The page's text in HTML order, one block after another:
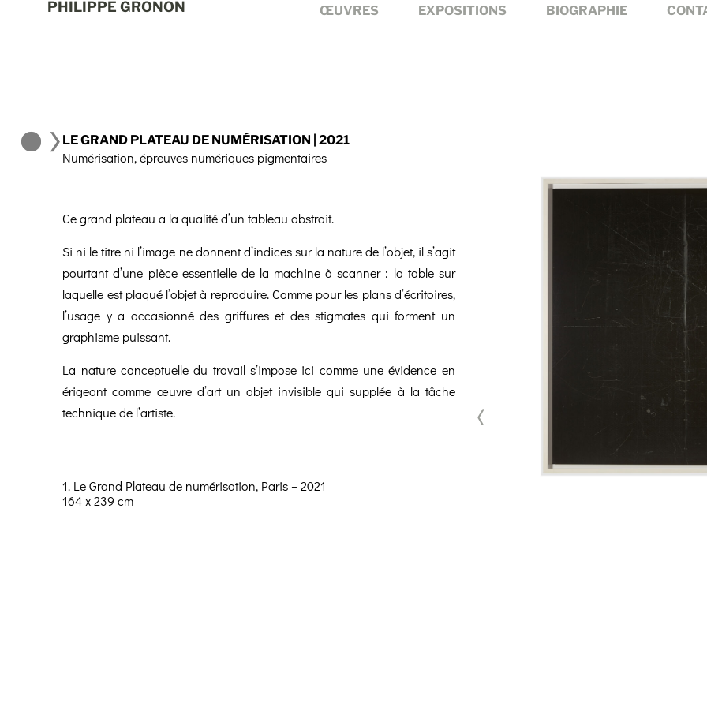
PHILIPPE GRONON ŒUVRES EXPOSITIONS BIOGRAPHIE
LE GRAND PLATEAU DE NUMÉRISATION | 2021
Numérisation, épreuves numériques pigmentaires
Ce grand plateau a la qualité d’un tableau abstrait.
Si ni le titre ni l’image ne donnent d’indices sur la nature de l’objet, il s’agit
pourtant d’une pièce essentielle de la machine à scanner : la table sur
laquelle est plaqué l’objet à reproduire. Comme pour les plans d’écritoires,
l’usage y a occasionné des griffures et des stigmates qui forment un
graphisme puissant.
La nature conceptuelle du travail s’impose ici comme une évidence en
érigeant comme œuvre d’art un objet invisible qui supplée à la tâche
technique de l’artiste.
1. Le Grand Plateau de numérisation, Paris – 2021
164 x 239 cm
<